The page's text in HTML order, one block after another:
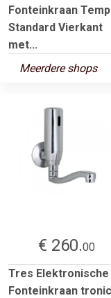
Fonteinkraan
Standard Vierkant
met...
Meerdere shops
€ 260.00
Tres Elektronische
Fonteinkraan